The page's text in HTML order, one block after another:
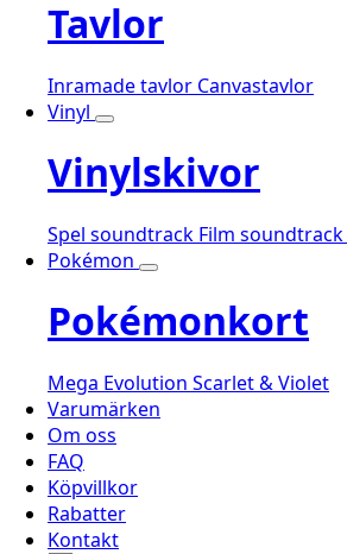
Tavlor
Inramade tavlor Canvastavlor
Vinyl
Vinylskivor
Spel soundtrack Film soundtrack
Pokémon
Pokémonkort
Mega Evolution Scarlet & Violet
Varumärken
Om oss
FAQ
Köpvillkor
Rabatter
Kontakt